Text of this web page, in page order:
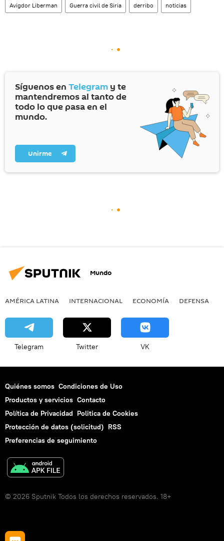
Avigdor Liberman Guerra civil de Siria derribo noticias
Síguenos en Telegram y te
mantendremos al tanto de
todo lo que pasa en el
mundo.
Unirme
Mundo
AMÉRICA LATINA INTERNACIONAL ECONOMÍA DEFENSA
Telegram Twitter VK
Quiénes somos Condiciones de Uso
Productos y servicios Contacto
Política de Privacidad Politica de Cookies
Protección de datos (solicitud) RSS
Preferencias de seguimiento
© 2026 Sputnik Todos los derechos reservados. 18+